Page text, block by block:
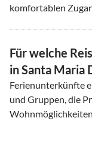
komfortablen
Für welche
in Santa Maria
Ferienunterkünfte
und Gruppen, die